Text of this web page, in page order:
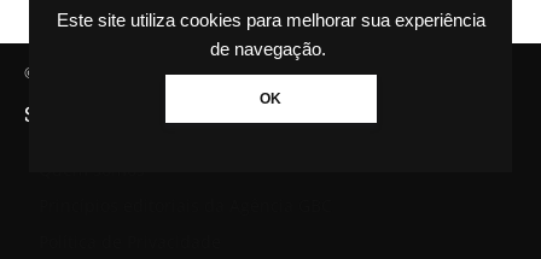
Este site utiliza cookies para melhorar sua experiência
de navegação.
OK
© Agência GBC. Aqui tem notícia. Todos os direitos reservados.
SAIBA MAIS SOBRE A AGÊNCIA GBC